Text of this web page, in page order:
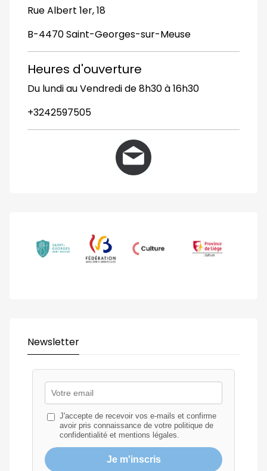
Rue Albert 1er, 18
B-4470 Saint-Georges-sur-Meuse
Heures d'ouverture
Du lundi au Vendredi de 8h30 à 16h30
+3242597505
Newsletter